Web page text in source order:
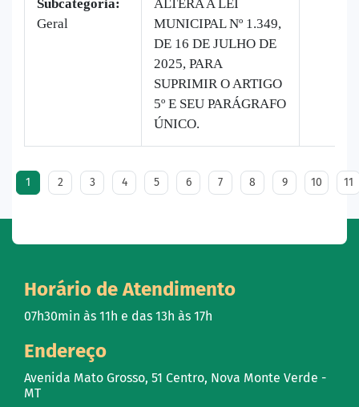
Subcategoria:
Geral
ALTERA A LEI
MUNICIPAL Nº 1.349,
DE 16 DE JULHO DE
2025, PARA
SUPRIMIR O ARTIGO
5º E SEU PARÁGRAFO
ÚNICO.
1 2 3 4 5 6 7 8 9 10 11
Horário de Atendimento
07h30min às 11h e das 13h às 17h
Endereço
Avenida Mato Grosso, 51 Centro, Nova Monte Verde -
MT